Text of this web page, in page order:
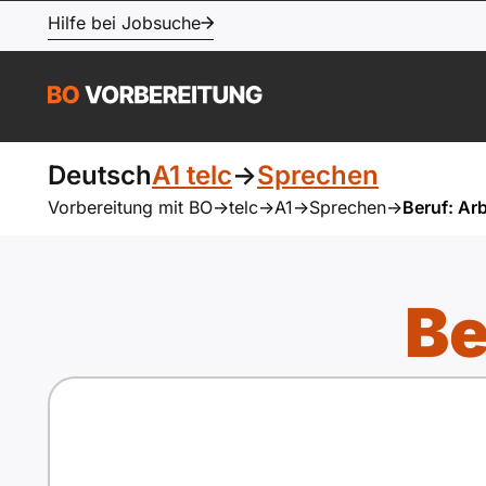
Hilfe bei Jobsuche
DeutschA1 telc->Sprechen
Vorbereitung mit BO->telc->A1->Sprechen->Beruf: